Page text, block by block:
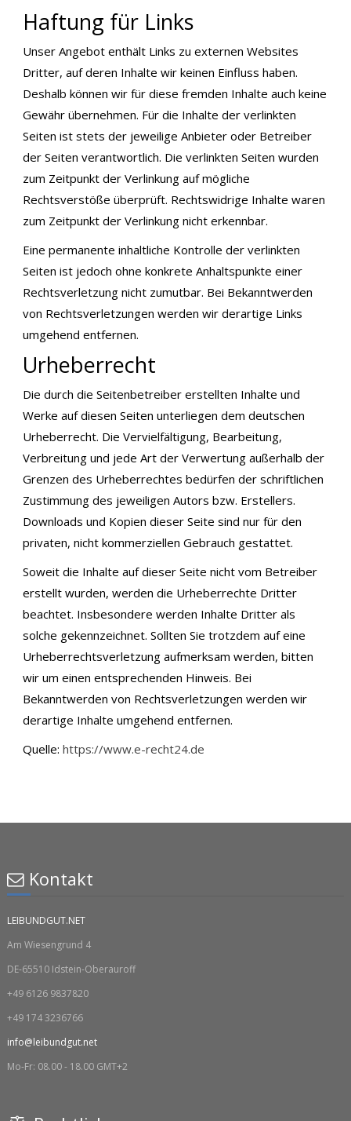
Haftung für Links
Unser Angebot enthält Links zu externen Websites
Dritter, auf deren Inhalte wir keinen Einfluss haben.
Deshalb können wir für diese fremden Inhalte auch keine
Gewähr übernehmen. Für die Inhalte der verlinkten
Seiten ist stets der jeweilige Anbieter oder Betreiber
der Seiten verantwortlich. Die verlinkten Seiten wurden
zum Zeitpunkt der Verlinkung auf mögliche
Rechtsverstöße überprüft. Rechtswidrige Inhalte waren
zum Zeitpunkt der Verlinkung nicht erkennbar.
Eine permanente inhaltliche Kontrolle der verlinkten
Seiten ist jedoch ohne konkrete Anhaltspunkte einer
Rechtsverletzung nicht zumutbar. Bei Bekanntwerden
von Rechtsverletzungen werden wir derartige Links
umgehend entfernen.
Urheberrecht
Die durch die Seitenbetreiber erstellten Inhalte und
Werke auf diesen Seiten unterliegen dem deutschen
Urheberrecht. Die Vervielfältigung, Bearbeitung,
Verbreitung und jede Art der Verwertung außerhalb der
Grenzen des Urheberrechtes bedürfen der schriftlichen
Zustimmung des jeweiligen Autors bzw. Erstellers.
Downloads und Kopien dieser Seite sind nur für den
privaten, nicht kommerziellen Gebrauch gestattet.
Soweit die Inhalte auf dieser Seite nicht vom Betreiber
erstellt wurden, werden die Urheberrechte Dritter
beachtet. Insbesondere werden Inhalte Dritter als
solche gekennzeichnet. Sollten Sie trotzdem auf eine
Urheberrechtsverletzung aufmerksam werden, bitten
wir um einen entsprechenden Hinweis. Bei
Bekanntwerden von Rechtsverletzungen werden wir
derartige Inhalte umgehend entfernen.
Quelle: https://www.e-recht24.de
Kontakt
LEIBUNDGUT.NET
Am Wiesengrund 4
DE-65510 Idstein-Oberauroff
+49 6126 9837820
+49 174 3236766
info@leibundgut.net
Mo-Fr: 08.00 - 18.00 GMT+2